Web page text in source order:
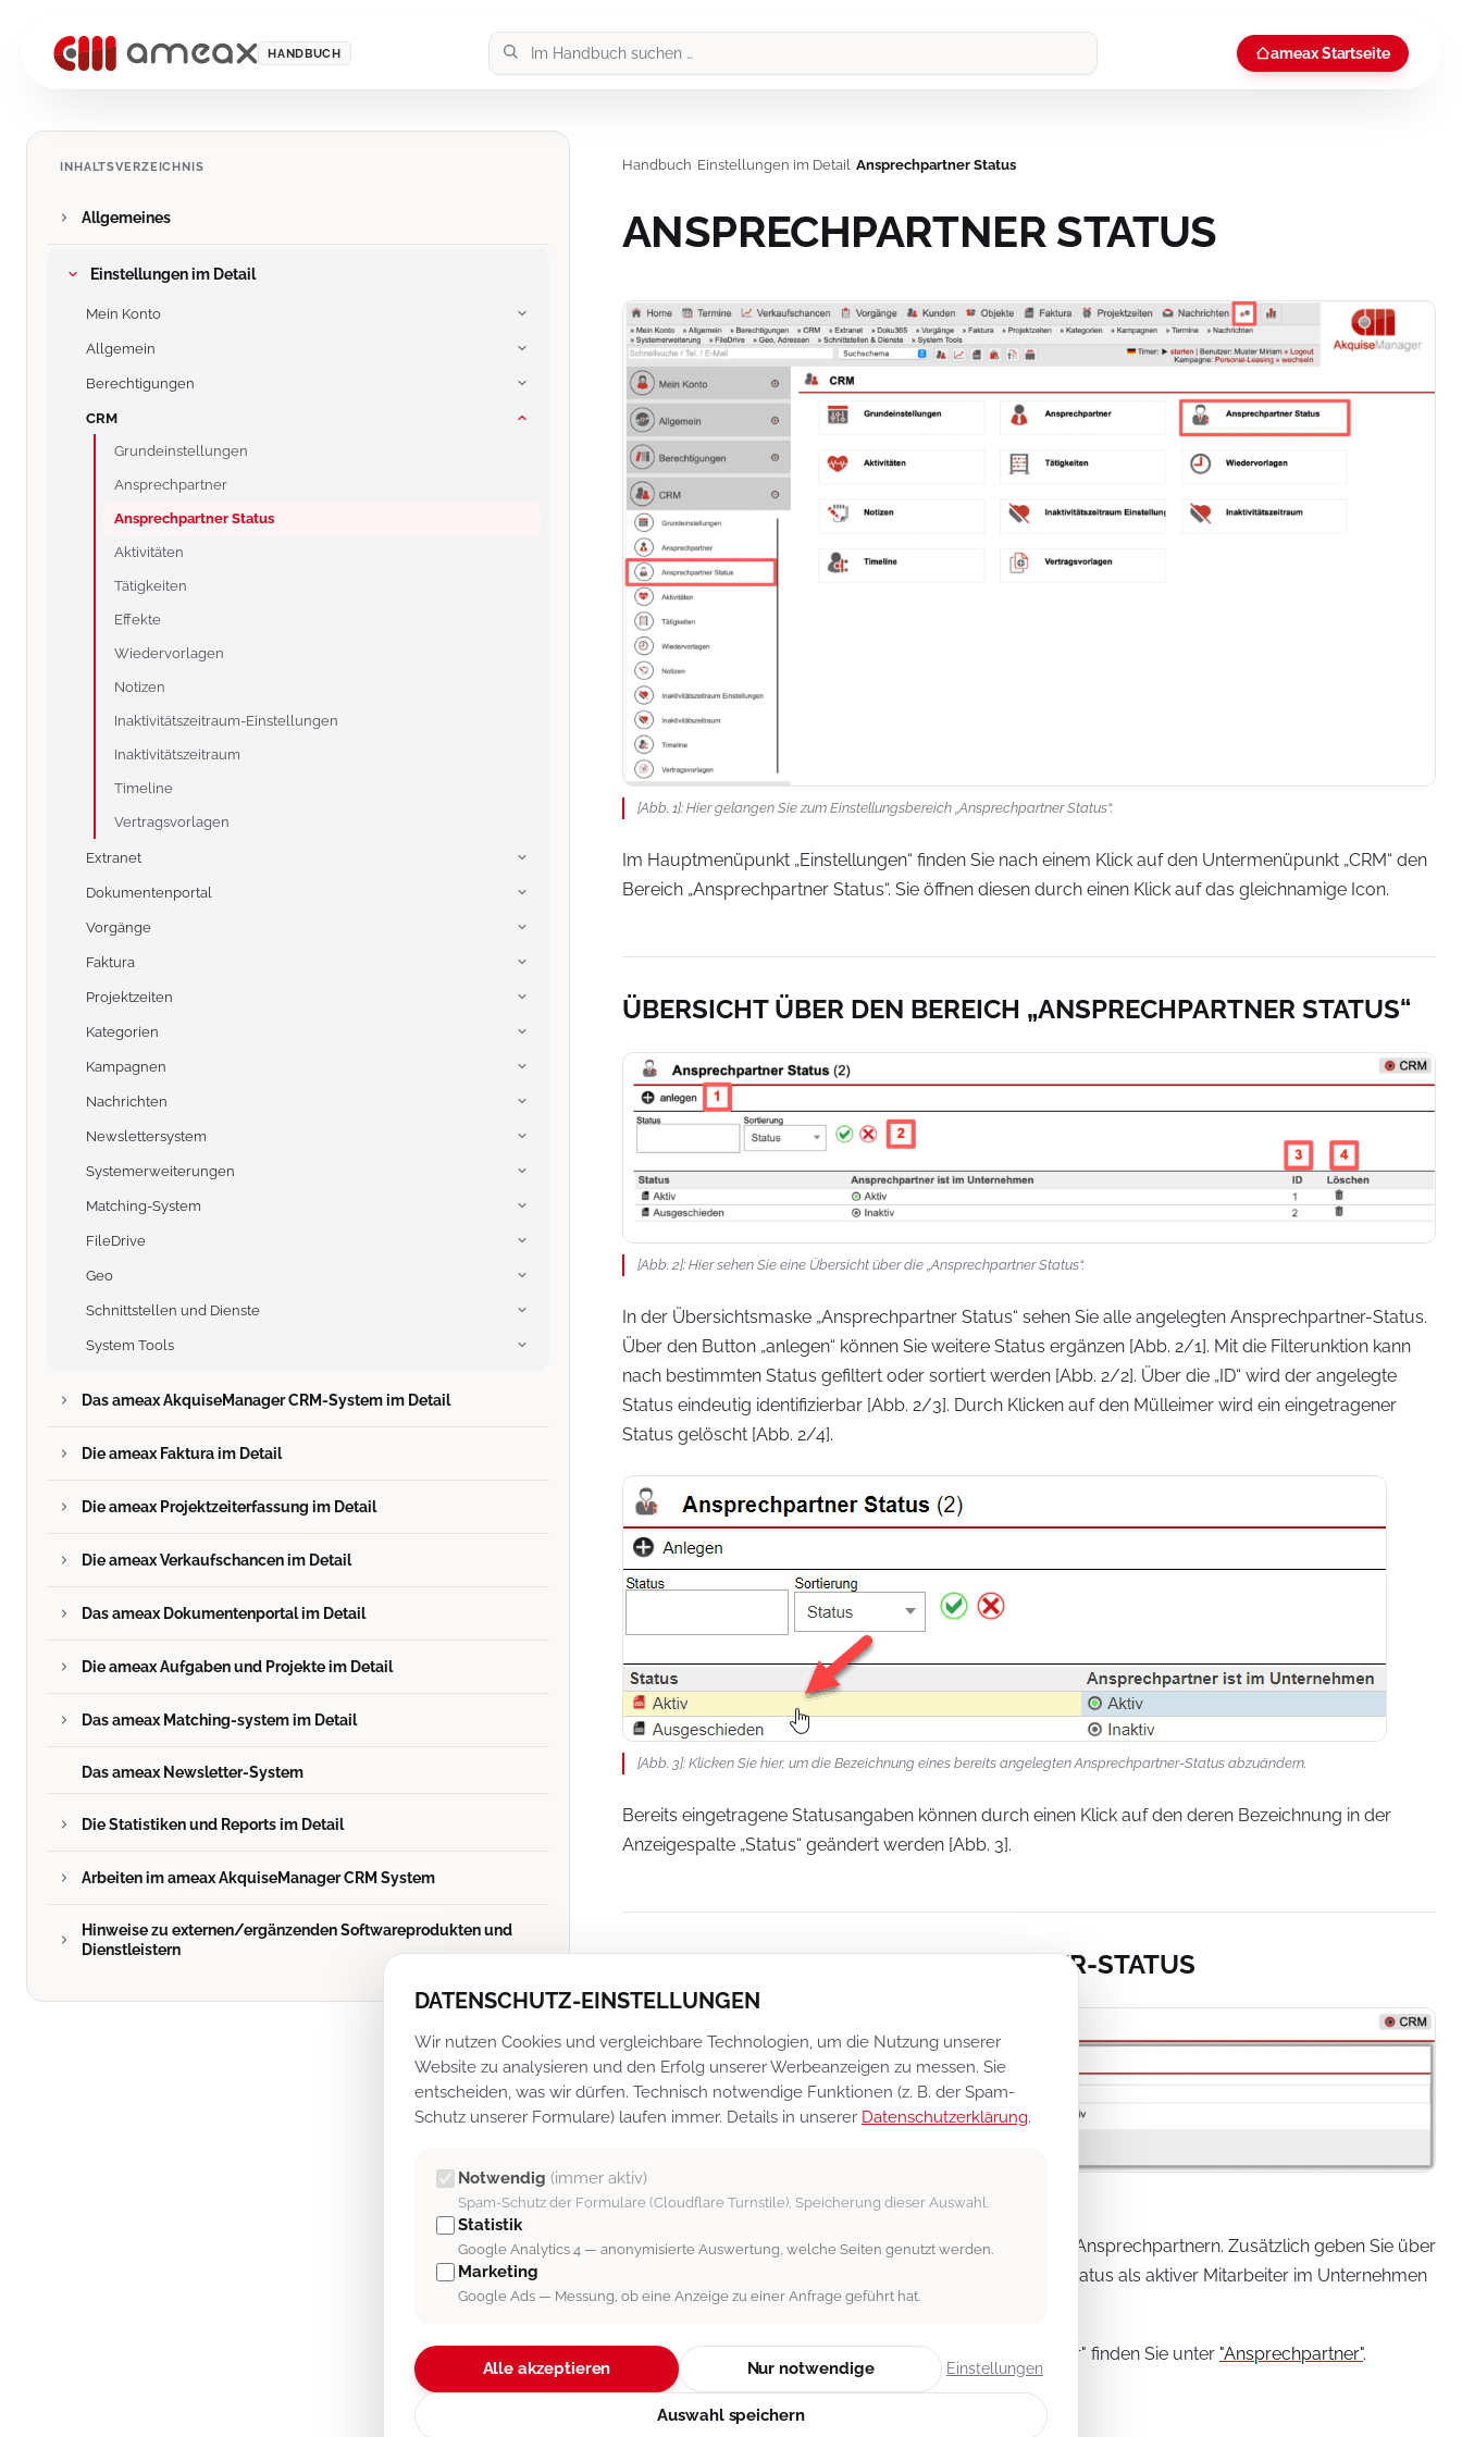
HANDBUCH ameax Startseite
INHALTSVERZEICHNIS
Allgemeines
Einstellungen im Detail
Mein Konto
Allgemein
Berechtigungen
CRM
Grundeinstellungen
Ansprechpartner
Ansprechpartner Status
Aktivitäten
Tätigkeiten
Effekte
Wiedervorlagen
Notizen
Inaktivitätszeitraum-Einstellungen
Inaktivitätszeitraum
Timeline
Vertragsvorlagen
Extranet
Dokumentenportal
Vorgänge
Faktura
Projektzeiten
Kategorien
Kampagnen
Nachrichten
Newslettersystem
Systemerweiterungen
Matching-System
FileDrive
Geo
Schnittstellen und Dienste
System Tools
Das ameax AkquiseManager CRM-System im Detail
Die ameax Faktura im Detail
Die ameax Projektzeiterfassung im Detail
Die ameax Verkaufschancen im Detail
Das ameax Dokumentenportal im Detail
Die ameax Aufgaben und Projekte im Detail
Das ameax Matching-system im Detail
Das ameax Newsletter-System
Die Statistiken und Reports im Detail
Arbeiten im ameax AkquiseManager CRM System
Hinweise zu externen/ergänzenden Softwareprodukten und
Dienstleistern
Handbuch ›Einstellungen im Detail ›Ansprechpartner Status
ANSPRECHPARTNER STATUS
[Abb. 1]: Hier gelangen Sie zum Einstellungsbereich „Ansprechpartner Status“.
Im Hauptmenüpunkt „Einstellungen“ finden Sie nach einem Klick auf den Untermenüpunkt „CRM“ den
Bereich „Ansprechpartner Status“. Sie öffnen diesen durch einen Klick auf das gleichnamige Icon.
ÜBERSICHT ÜBER DEN BEREICH „ANSPRECHPARTNER STATUS“
[Abb. 2]: Hier sehen Sie eine Übersicht über die „Ansprechpartner Status“.
In der Übersichtsmaske „Ansprechpartner Status“ sehen Sie alle angelegten Ansprechpartner-Status.
Über den Button „anlegen“ können Sie weitere Status ergänzen [Abb. 2/1]. Mit die Filterunktion kann
nach bestimmten Status gefiltert oder sortiert werden [Abb. 2/2]. Über die „ID“ wird der angelegte
Status eindeutig identifizierbar [Abb. 2/3]. Durch Klicken auf den Mülleimer wird ein eingetragener
Status gelöscht [Abb. 2/4].
[Abb. 3]: Klicken Sie hier, um die Bezeichnung eines bereits angelegten Ansprechpartner-Status abzuändern.
Bereits eingetragene Statusangaben können durch einen Klick auf den deren Bezeichnung in der
Anzeigespalte „Status“ geändert werden [Abb. 3].
ANLEGEN EINES ANSPRECHPARTNER-STATUS
[Abb. 4]: Hier legen Sie einen neuen „Ansprechpartner Status“ an.
Hier ergänzen Sie einen neuen Status für den Einsatz bei Ansprechpartnern. Zusätzlich geben Sie über
eine Checkbox an, ob der Ansprechpartner mit diesem Status als aktiver Mitarbeiter im Unternehmen
gelistet werden soll oder nicht.
Ergänzende Informationen zum Thema "Ansprechpartner" finden Sie unter "Ansprechpartner".
DATENSCHUTZ-EINSTELLUNGEN
Wir nutzen Cookies und vergleichbare Technologien, um die Nutzung unserer
Website zu analysieren und den Erfolg unserer Werbeanzeigen zu messen. Sie
entscheiden, was wir dürfen. Technisch notwendige Funktionen (z. B. der Spam-
Schutz unserer Formulare) laufen immer. Details in unserer Datenschutzerklärung.
Notwendig (immer aktiv)
Spam-Schutz der Formulare (Cloudflare Turnstile), Speicherung dieser Auswahl.
Statistik
Google Analytics 4 — anonymisierte Auswertung, welche Seiten genutzt werden.
Marketing
Google Ads — Messung, ob eine Anzeige zu einer Anfrage geführt hat.
Alle akzeptieren Nur notwendige Einstellungen
Auswahl speichern